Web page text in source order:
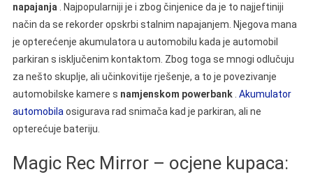
napajanja . Najpopularniji je i zbog činjenice da je to najjeftiniji
način da se rekorder opskrbi stalnim napajanjem. Njegova mana
je opterećenje akumulatora u automobilu kada je automobil
parkiran s isključenim kontaktom. Zbog toga se mnogi odlučuju
za nešto skuplje, ali učinkovitije rješenje, a to je povezivanje
automobilske kamere s namjenskom powerbank. Akumulator
automobila osigurava rad snimača kad je parkiran, ali ne
opterećuje bateriju.
Magic Rec Mirror – ocjene kupaca: